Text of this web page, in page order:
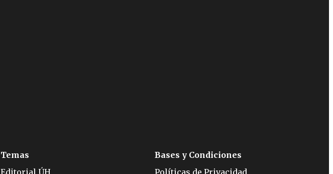
Temas
Editorial ÚH
Bases y Condiciones
Políticas de Privacidad